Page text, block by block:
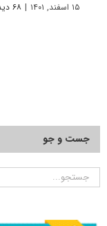
۱۵ اسفند, ۱۴۰۱ | ۶۸ دیدگاه
جست و جو
جستجو